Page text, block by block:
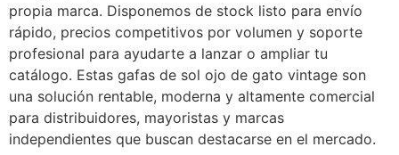
propia marca. Disponemos de stock listo para envío
rápido, precios competitivos por volumen y soporte
profesional para ayudarte a lanzar o ampliar tu
catálogo. Estas gafas de sol ojo de gato vintage son
una solución rentable, moderna y altamente comercial
para distribuidores, mayoristas y marcas
independientes que buscan destacarse en el mercado.